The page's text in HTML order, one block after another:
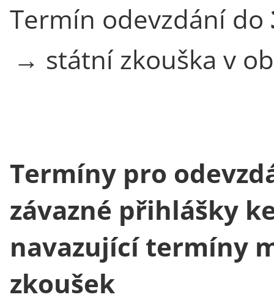
Termín odevzdání do
→ státní zkouška v
Termíny pro
závazné přihlášky
navazující termíny
zkoušek